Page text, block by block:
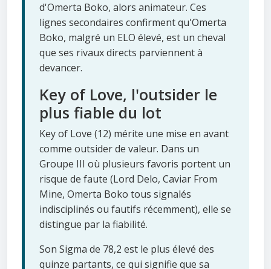
d'Omerta Boko, alors animateur. Ces
lignes secondaires confirment qu'Omerta
Boko, malgré un ELO élevé, est un cheval
que ses rivaux directs parviennent à
devancer.
Key of Love, l'outsider le
plus fiable du lot
Key of Love (12) mérite une mise en avant
comme outsider de valeur. Dans un
Groupe III où plusieurs favoris portent un
risque de faute (Lord Delo, Caviar From
Mine, Omerta Boko tous signalés
indisciplinés ou fautifs récemment), elle se
distingue par la fiabilité.
Son Sigma de 78,2 est le plus élevé des
quinze partants, ce qui signifie que sa